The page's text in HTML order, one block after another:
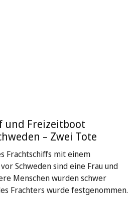
und Freizeitboot
– Zwei Tote
Frachtschiffs mit einem
Schweden sind eine Frau und
Menschen wurden schwer
Frachters wurde festgenommen.